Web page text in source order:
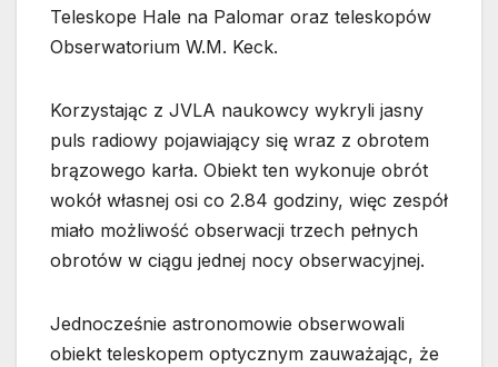
Teleskope Hale na Palomar oraz teleskopów
Obserwatorium W.M. Keck.
Korzystając z JVLA naukowcy wykryli jasny
puls radiowy pojawiający się wraz z obrotem
brązowego karła. Obiekt ten wykonuje obrót
wokół własnej osi co 2.84 godziny, więc zespół
miało możliwość obserwacji trzech pełnych
obrotów w ciągu jednej nocy obserwacyjnej.
Jednocześnie astronomowie obserwowali
obiekt teleskopem optycznym zauważając, że